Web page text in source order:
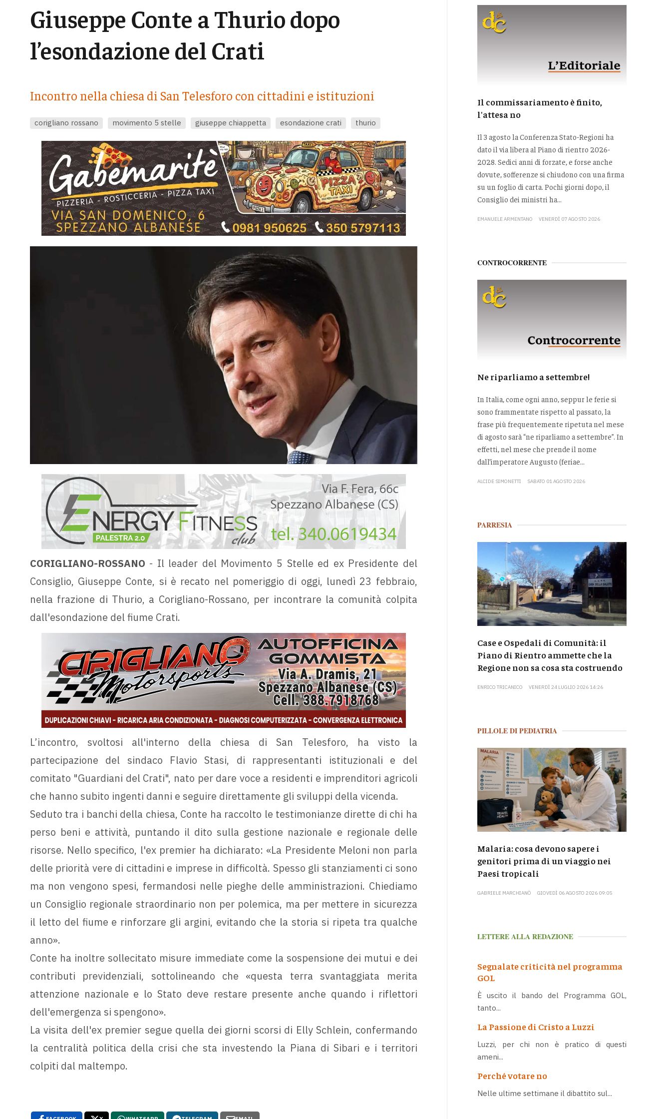
Giuseppe Conte a Thurio dopo
l’esondazione del Crati
Incontro nella chiesa di San Telesforo con cittadini e istituzioni
corigliano rossano movimento 5 stelle giuseppe chiappetta esondazione crati thurio
CORIGLIANO-ROSSANO - Il leader del Movimento 5 Stelle ed ex Presidente del
Consiglio, Giuseppe Conte, si è recato nel pomeriggio di oggi, lunedì 23 febbraio,
nella frazione di Thurio, a Corigliano-Rossano, per incontrare la comunità colpita
dall'esondazione del fiume Crati.
L’incontro, svoltosi all'interno della chiesa di San Telesforo, ha visto la
partecipazione del sindaco Flavio Stasi, di rappresentanti istituzionali e del
comitato "Guardiani del Crati", nato per dare voce a residenti e imprenditori agricoli
che hanno subito ingenti danni e seguire direttamente gli sviluppi della vicenda.
Seduto tra i banchi della chiesa, Conte ha raccolto le testimonianze dirette di chi ha
perso beni e attività, puntando il dito sulla gestione nazionale e regionale delle
risorse. Nello specifico, l'ex premier ha dichiarato: «La Presidente Meloni non parla
delle priorità vere di cittadini e imprese in difficoltà. Spesso gli stanziamenti ci sono
ma non vengono spesi, fermandosi nelle pieghe delle amministrazioni. Chiediamo
un Consiglio regionale straordinario non per polemica, ma per mettere in sicurezza
il letto del fiume e rinforzare gli argini, evitando che la storia si ripeta tra qualche
anno».
Conte ha inoltre sollecitato misure immediate come la sospensione dei mutui e dei
contributi previdenziali, sottolineando che «questa terra svantaggiata merita
attenzione nazionale e lo Stato deve restare presente anche quando i riflettori
dell'emergenza si spengono».
La visita dell'ex premier segue quella dei giorni scorsi di Elly Schlein, confermando
la centralità politica della crisi che sta investendo la Piana di Sibari e i territori
colpiti dal maltempo.
Il commissariamento è finito,
l'attesa no
Il 3 agosto la Conferenza Stato-Regioni ha
dato il via libera al Piano di rientro 2026-
2028. Sedici anni di forzate, e forse anche
dovute, sofferenze si chiudono con una firma
su un foglio di carta. Pochi giorni dopo, il
Consiglio dei ministri ha...
EMANUELE ARMENTANO VENERDÌ 07 AGOSTO 2026
CONTROCORRENTE
Ne riparliamo a settembre!
In Italia, come ogni anno, seppur le ferie si
sono frammentate rispetto al passato, la
frase più frequentemente ripetuta nel mese
di agosto sarà “ne riparliamo a settembre”. In
effetti, nel mese che prende il nome
dall’imperatore Augusto (feriae...
ALCIDE SIMONETTI SABATO 01 AGOSTO 2026
PARRESIA
Case e Ospedali di Comunità: il
Piano di Rientro ammette che la
Regione non sa cosa sta costruendo
ENRICO TRICANICO VENERDÌ 24 LUGLIO 2026 14:26
PILLOLE DI PEDIATRIA
Malaria: cosa devono sapere i
genitori prima di un viaggio nei
Paesi tropicali
GABRIELE MARCHIANÒ GIOVEDÌ 06 AGOSTO 2026 09:05
LETTERE ALLA REDAZIONE
Segnalate criticità nel programma
GOL
È uscito il bando del Programma GOL,
tanto...
La Passione di Cristo a Luzzi
Luzzi, per chi non è pratico di questi
ameni...
Perché votare no
Nelle ultime settimane il dibattito sul...